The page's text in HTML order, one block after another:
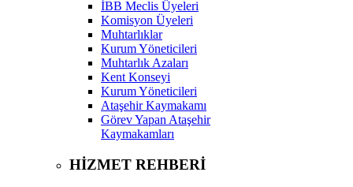
İBB Meclis Üyeleri
Komisyon Üyeleri
Muhtarlıklar
Kurum Yöneticileri
Muhtarlık Azaları
Kent Konseyi
Kurum Yöneticileri
Ataşehir Kaymakamı
Görev Yapan Ataşehir
Kaymakamları
HİZMET REHBERİ